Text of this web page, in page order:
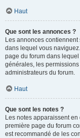
Haut
Que sont les annonces ?
Les annonces
dans lequel vous
page du forum dans
générales, les
administrateurs du forum.
Haut
Que sont les notes ?
Les notes apparaissent
première page du forum
est recommandé de les